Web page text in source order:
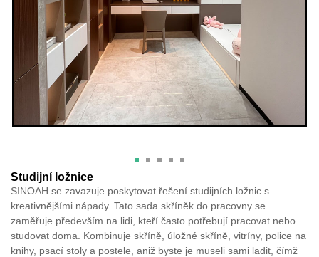
Studijní ložnice
SINOAH se zavazuje poskytovat řešení studijních ložnic s
kreativnějšími nápady. Tato sada skříněk do pracovny se
zaměřuje především na lidi, kteří často potřebují pracovat nebo
studovat doma. Kombinuje skříně, úložné skříně, vitríny, police na
knihy, psací stoly a postele, aniž byste je museli sami ladit, čímž